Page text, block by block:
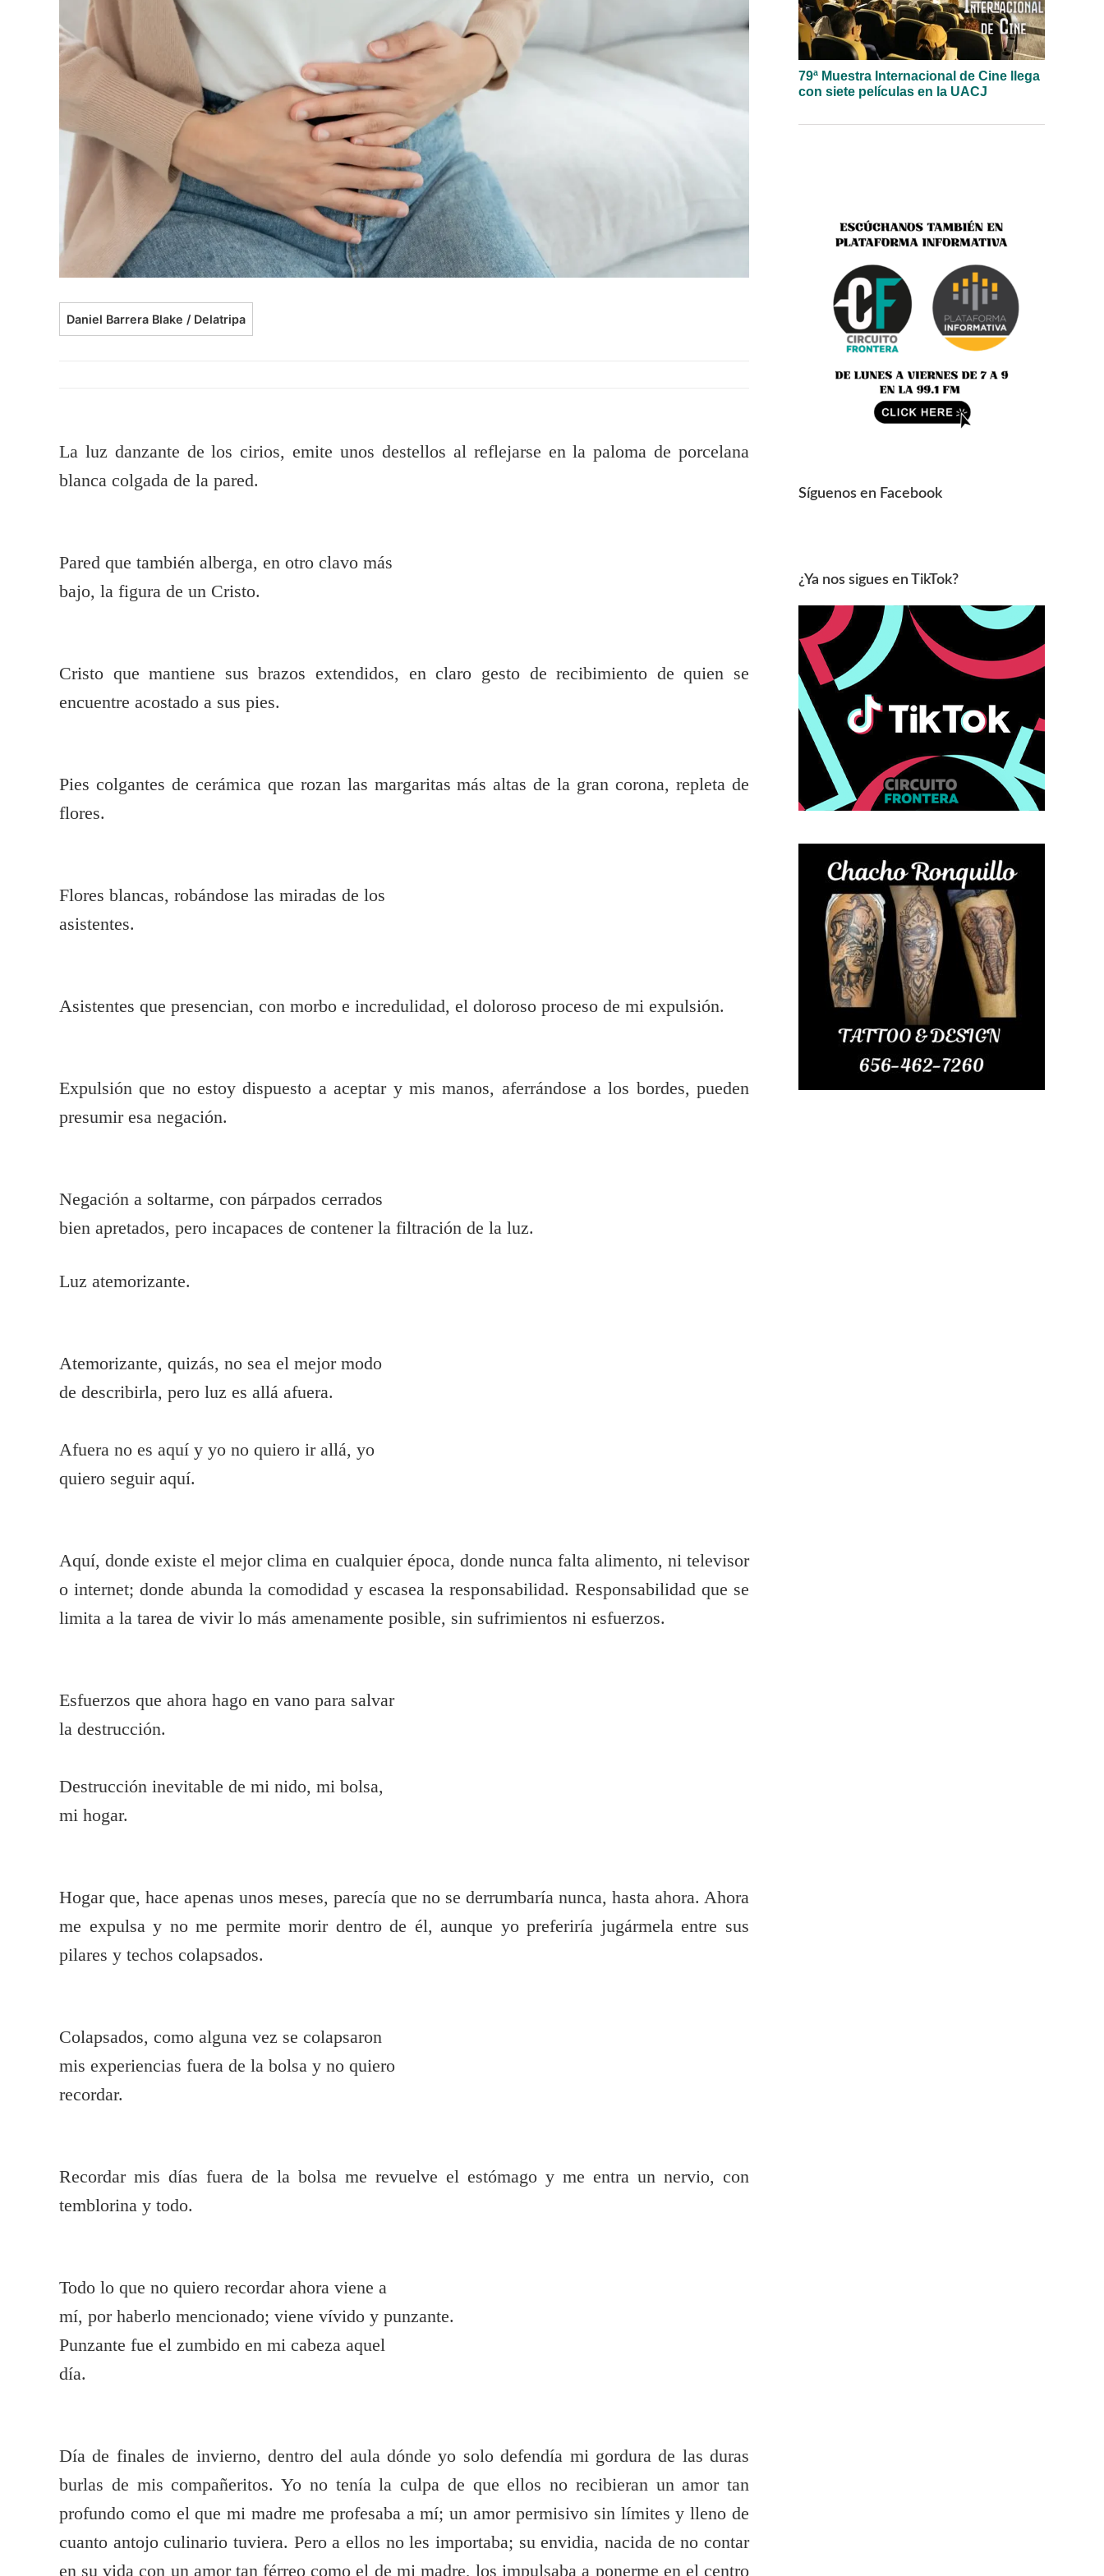
Daniel Barrera Blake / Delatripa
La luz danzante de los cirios, emite unos destellos al reflejarse en la paloma de porcelana
blanca colgada de la pared.
Pared que también alberga, en otro clavo más
bajo, la figura de un Cristo.
Cristo que mantiene sus brazos extendidos, en claro gesto de recibimiento de quien se
encuentre acostado a sus pies.
Pies colgantes de cerámica que rozan las margaritas más altas de la gran corona, repleta de
flores.
Flores blancas, robándose las miradas de los
asistentes.
Asistentes que presencian, con morbo e incredulidad, el doloroso proceso de mi expulsión.
Expulsión que no estoy dispuesto a aceptar y mis manos, aferrándose a los bordes, pueden
presumir esa negación.
Negación a soltarme, con párpados cerrados
bien apretados, pero incapaces de contener la filtración de la luz.
Luz atemorizante.
Atemorizante, quizás, no sea el mejor modo
de describirla, pero luz es allá afuera.
Afuera no es aquí y yo no quiero ir allá, yo
quiero seguir aquí.
Aquí, donde existe el mejor clima en cualquier época, donde nunca falta alimento, ni televisor
o internet; donde abunda la comodidad y escasea la responsabilidad. Responsabilidad que se
limita a la tarea de vivir lo más amenamente posible, sin sufrimientos ni esfuerzos.
Esfuerzos que ahora hago en vano para salvar
la destrucción.
Destrucción inevitable de mi nido, mi bolsa,
mi hogar.
Hogar que, hace apenas unos meses, parecía que no se derrumbaría nunca, hasta ahora. Ahora
me expulsa y no me permite morir dentro de él, aunque yo preferiría jugármela entre sus
pilares y techos colapsados.
Colapsados, como alguna vez se colapsaron
mis experiencias fuera de la bolsa y no quiero
recordar.
Recordar mis días fuera de la bolsa me revuelve el estómago y me entra un nervio, con
temblorina y todo.
Todo lo que no quiero recordar ahora viene a
mí, por haberlo mencionado; viene vívido y punzante.
Punzante fue el zumbido en mi cabeza aquel
día.
Día de finales de invierno, dentro del aula dónde yo solo defendía mi gordura de las duras
burlas de mis compañeritos. Yo no tenía la culpa de que ellos no recibieran un amor tan
profundo como el que mi madre me profesaba a mí; un amor permisivo sin límites y lleno de
cuanto antojo culinario tuviera. Pero a ellos no les importaba; su envidia, nacida de no contar
en su vida con un amor tan férreo como el de mi madre, los impulsaba a ponerme en el centro
79ª Muestra Internacional de Cine llega
con siete películas en la UACJ
Síguenos en Facebook
¿Ya nos sigues en TikTok?